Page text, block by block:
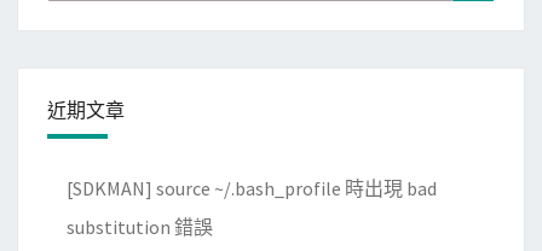
近期文章
[SDKMAN] source ~/.bash_profile 時出現 bad
substitution 錯誤